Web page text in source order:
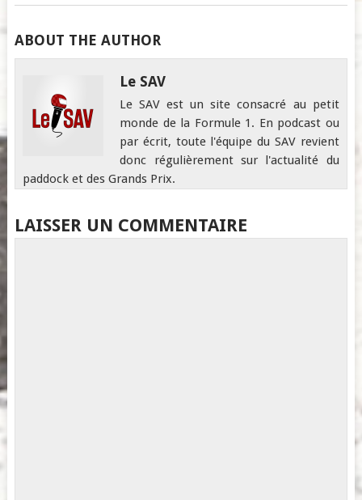
ABOUT THE AUTHOR
Le SAV
Le SAV est un site consacré au petit
monde de la Formule 1. En podcast ou
par écrit, toute l'équipe du SAV revient
donc régulièrement sur l'actualité du
paddock et des Grands Prix.
LAISSER UN COMMENTAIRE